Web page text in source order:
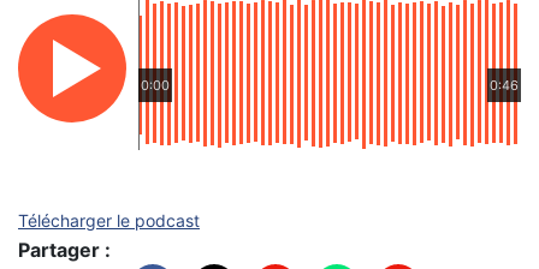
0:00 0:46
Télécharger le podcast
Partager :